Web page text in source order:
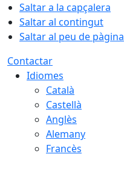
Saltar a la capçalera
Saltar al contingut
Saltar al peu de pàgina
Contactar
Idiomes
Català
Castellà
Anglès
Alemany
Francès